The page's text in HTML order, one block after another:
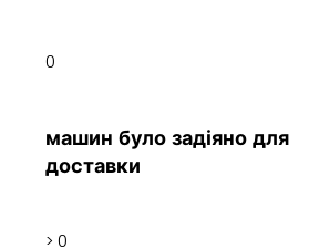
0
машин було задіяно для
доставки
> 0